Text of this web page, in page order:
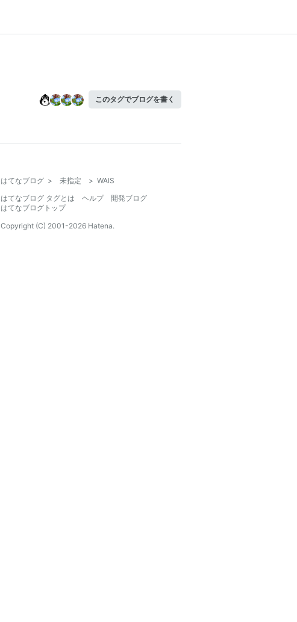
このタグでブログを書く
はてなブログ > 未指定 > WAIS
はてなブログ タグとは
ヘルプ
開発ブログ
はてなブログトップ
Copyright (C) 2001-2026 Hatena.